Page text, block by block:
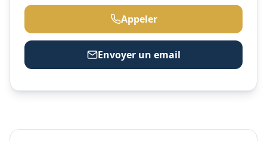
Appeler
Envoyer un email